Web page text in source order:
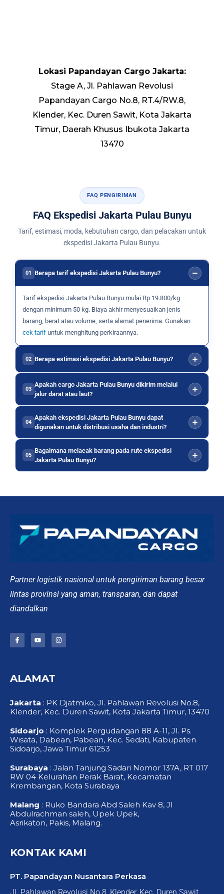
Lokasi Papandayan Cargo Jakarta:
Stage A, Jl. Pahlawan Revolusi
Papandayan Cargo No.8, RT.4/RW.8,
Klender, Kec. Duren Sawit, Kota Jakarta
Timur, Daerah Khusus Ibukota Jakarta
13470
FAQ PENGIRIMAN
FAQ Ekspedisi Jakarta Pulau Bunyu
Tarif, estimasi, moda, kebutuhan cargo, dan pelacakan untuk
ekspedisi Jakarta Pulau Bunyu.
01 Berapa tarif ekspedisi Jakarta Pulau Bunyu?
Tarif ekspedisi Jakarta Pulau Bunyu mulai Rp 19.800/kg
dengan minimum 50 kg. Biaya akhir menyesuaikan jenis
barang, berat atau volume, serta alamat penerima. Gunakan
cek tarif untuk menghitung perkiraannya.
02 Berapa estimasi ekspedisi Jakarta Pulau Bunyu?
03
Apakah cargo Jakarta Pulau Bunyu dikirim melalui
jalur darat atau laut?
04
Apakah ekspedisi Jakarta Pulau Bunyu dapat
digunakan untuk distribusi usaha dan industri?
05
Bagaimana melacak barang pada rute ekspedisi
Jakarta Pulau Bunyu?
Partner logistik nasional untuk pengiriman barang besar
lintas provinsi yang aman, transparan, dan dapat
diandalkan
F
a
o
o
Y
o
b
e
I
n
ALAMAT
Jakarta : PK Djatmiko, Jl. Pahlawan Revolusi No.8,
Klender, Kec. Duren Sawit, Kota Jakarta Timur, 13470
Sidoarjo : Komplek Pergudangan 88 A-11, Jl. Ps.
Wisata, Dabean, Pabean, Kec. Sedati, Kabupaten
Sidoarjo, Jawa Timur 61253
Surabaya : Jalan Tanjung Sadari Nomor 137A, RT 017
RW 04 Kelurahan Perak Barat, Kecamatan
Krembangan, Kota Surabaya
Malang : Ruko Bandara Abd Saleh Kav 8, Jl
Abdulrachman saleh, Upek Upek,
Asrikaton, Pakis, Malang.
KONTAK KAMI
PT. Papandayan Nusantara Perkasa